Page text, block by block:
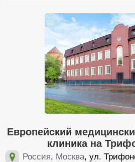
Европейский
клиника на
Россия, Москва, ул.